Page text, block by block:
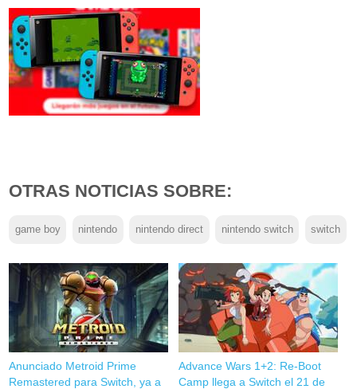
OTRAS NOTICIAS SOBRE:
game boy nintendo nintendo direct nintendo switch switch
Anunciado Metroid Prime
Remastered para Switch, ya a
Advance Wars 1+2: Re-Boot
Camp llega a Switch el 21 de